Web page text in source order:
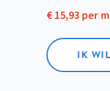
€ 15,93 per
IK